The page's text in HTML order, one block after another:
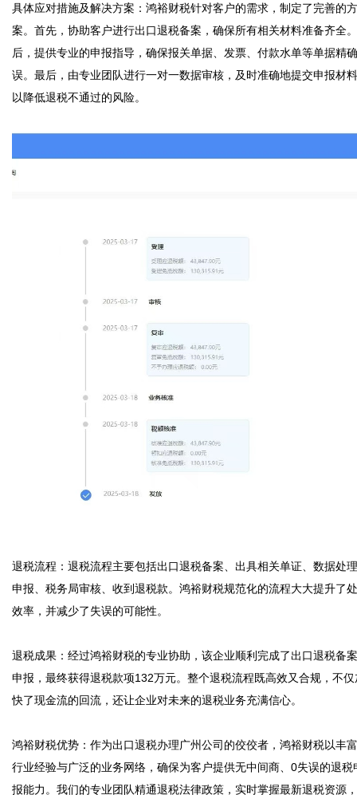
具体应对措施及解决方案：鸿裕财税针对客户的需求，制定了完善的方
案。首先，协助客户进行出口退税备案，确保所有相关材料准备齐全
后，提供专业的申报指导，确保报关单据、发票、付款水单等单据精
误。最后，由专业团队进行一对一数据审核，及时准确地提交申报材
以降低退税不通过的风险。
退税流程：退税流程主要包括出口退税备案、出具相关单证、数据处
申报、税务局审核、收到退税款。鸿裕财税规范化的流程大大提升了
效率，并减少了失误的可能性。
退税成果：经过鸿裕财税的专业协助，该企业顺利完成了出口退税备
申报，最终获得退税款项132万元。整个退税流程既高效又合规，不仅
快了现金流的回流，还让企业对未来的退税业务充满信心。
鸿裕财税优势：作为出口退税办理广州公司的佼佼者，鸿裕财税以丰
行业经验与广泛的业务网络，确保为客户提供无中间商、0失误的退税
报能力。我们的专业团队精通退税法律政策，实时掌握最新退税资源